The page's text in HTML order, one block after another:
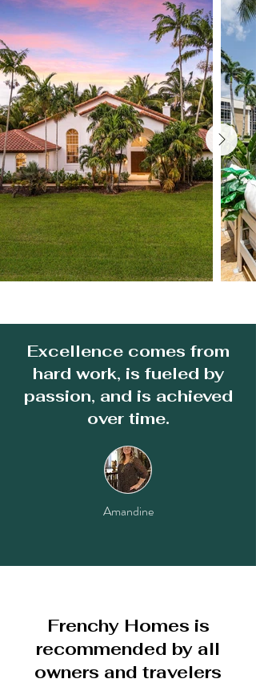
Excellence comes from
hard work, is fueled by
passion, and is achieved
over time.
Amandine
Frenchy Homes is
recommended by all
owners and travelers